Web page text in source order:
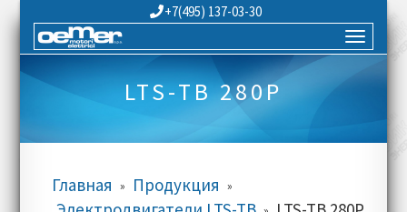
+7(495) 137-03-30
LTS-TB 280P
Главная » Продукция »